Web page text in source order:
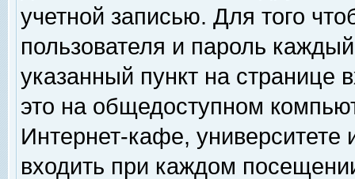
учетной записью. Для того
пользователя и пароль
указанный пункт на
это на общедоступном
Интернет-кафе, университете
входить при каждом